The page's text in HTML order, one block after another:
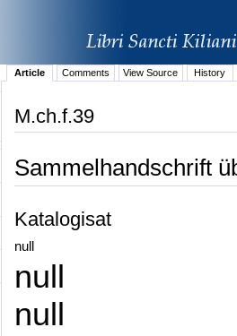
Article Comments View Source History
M.ch.f.39
Sammelhandschrift
Katalogisat
null
null
null